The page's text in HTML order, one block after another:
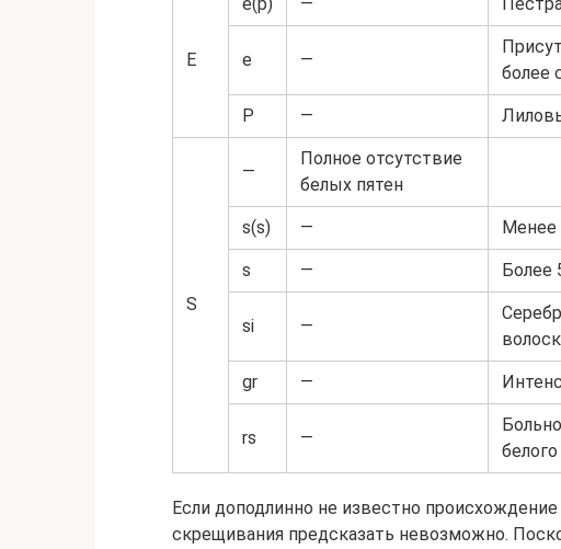
E
e(p) —
e —
более
P —
S
—
Полное отсутствие
белых пятен
s(s) — Менее
s — Более
si —
gr —
rs —
Если доподлинно не известно
скрещивания предсказать невозможно.